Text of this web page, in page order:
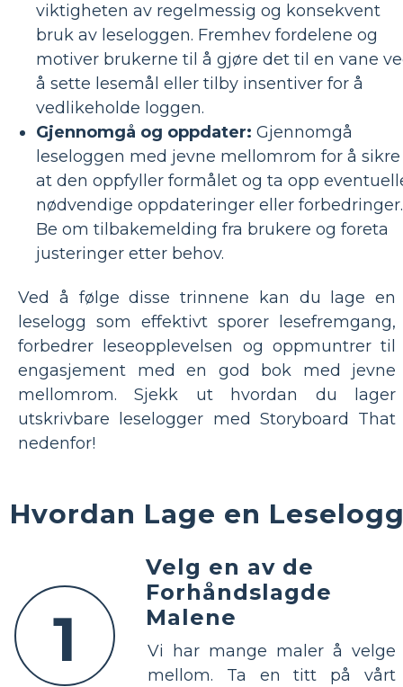
viktigheten av regelmessig og konsekvent
bruk av leseloggen. Fremhev fordelene og
motiver brukerne til å gjøre det til en vane
å sette lesemål eller tilby insentiver for å
vedlikeholde loggen.
Gjennomgå og oppdater: Gjennomgå
leseloggen med jevne mellomrom for å sikre
at den oppfyller formålet og ta opp
nødvendige oppdateringer eller forbedringer.
Be om tilbakemelding fra brukere og foreta
justeringer etter behov.
Ved å følge disse trinnene kan du lage en
leselogg som effektivt sporer lesefremgang,
forbedrer leseopplevelsen og oppmuntrer til
engasjement med en god bok med jevne
mellomrom. Sjekk ut hvordan du lager
utskrivbare leselogger med Storyboard That
nedenfor!
Hvordan Lage en
1
Velg en av de
Forhåndslagde
Malene
Vi har mange maler å velge
mellom. Ta en titt på vårt